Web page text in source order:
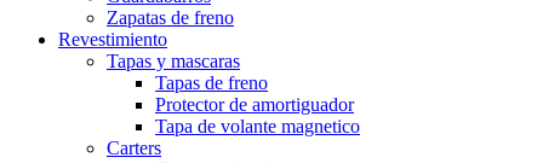
Zapatas de freno
Revestimiento
Tapas y mascaras
Tapas de freno
Protector de amortiguador
Tapa de volante magnetico
Carters